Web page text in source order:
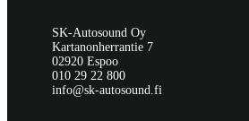
SK-Autosound Oy
Kartanonherrantie 7
02920 Espoo
010 29 22 800
info@sk-autosound.fi